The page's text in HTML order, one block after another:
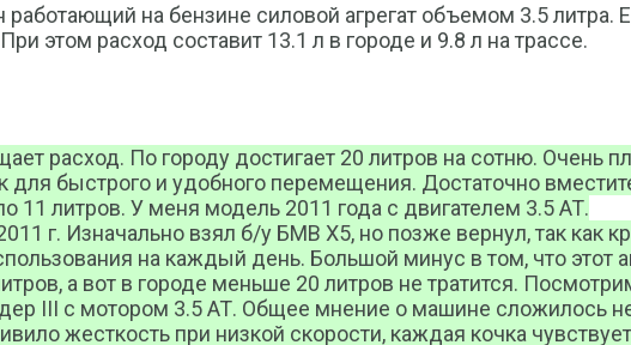
на бензине силовой агрегат объемом 3.5 литра.
этом расход составит 13.1 л в городе и 9.8 л на трассе.
расход. По городу достигает 20 литров на сотню. Очень
для быстрого и удобного перемещения. Достаточно
литров. У меня модель 2011 года с двигателем 3.5 АТ.
г. Изначально взял б/у БМВ Х5, но позже вернул, так как
на каждый день. Большой минус в том, что этот
а вот в городе меньше 20 литров не тратится.
III с мотором 3.5 АТ. Общее мнение о машине сложилось
жесткость при низкой скорости, каждая кочка